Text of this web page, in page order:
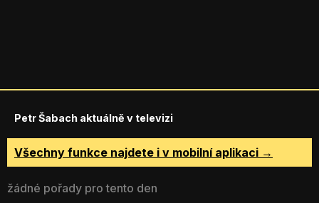
Petr Šabach aktuálně v televizi
Všechny funkce najdete i v mobilní aplikaci →
žádné pořady pro tento den